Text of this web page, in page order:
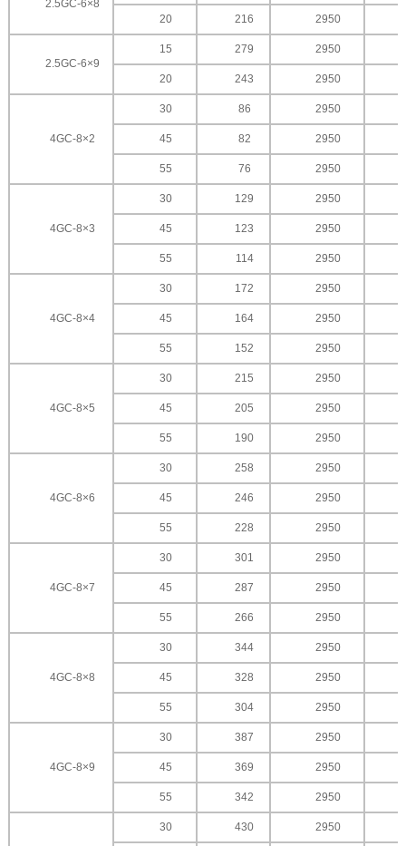
2.5GC-6×8
20 216 2950
2.5GC-6×9
15 279 2950
20 243 2950
4GC-8×2
30 86 2950
45 82 2950
55 76 2950
4GC-8×3
30 129 2950
45 123 2950
55 114 2950
4GC-8×4
30 172 2950
45 164 2950
55 152 2950
4GC-8×5
30 215 2950
45 205 2950
55 190 2950
4GC-8×6
30 258 2950
45 246 2950
55 228 2950
4GC-8×7
30 301 2950
45 287 2950
55 266 2950
4GC-8×8
30 344 2950
45 328 2950
55 304 2950
4GC-8×9
30 387 2950
45 369 2950
55 342 2950
30 430 2950